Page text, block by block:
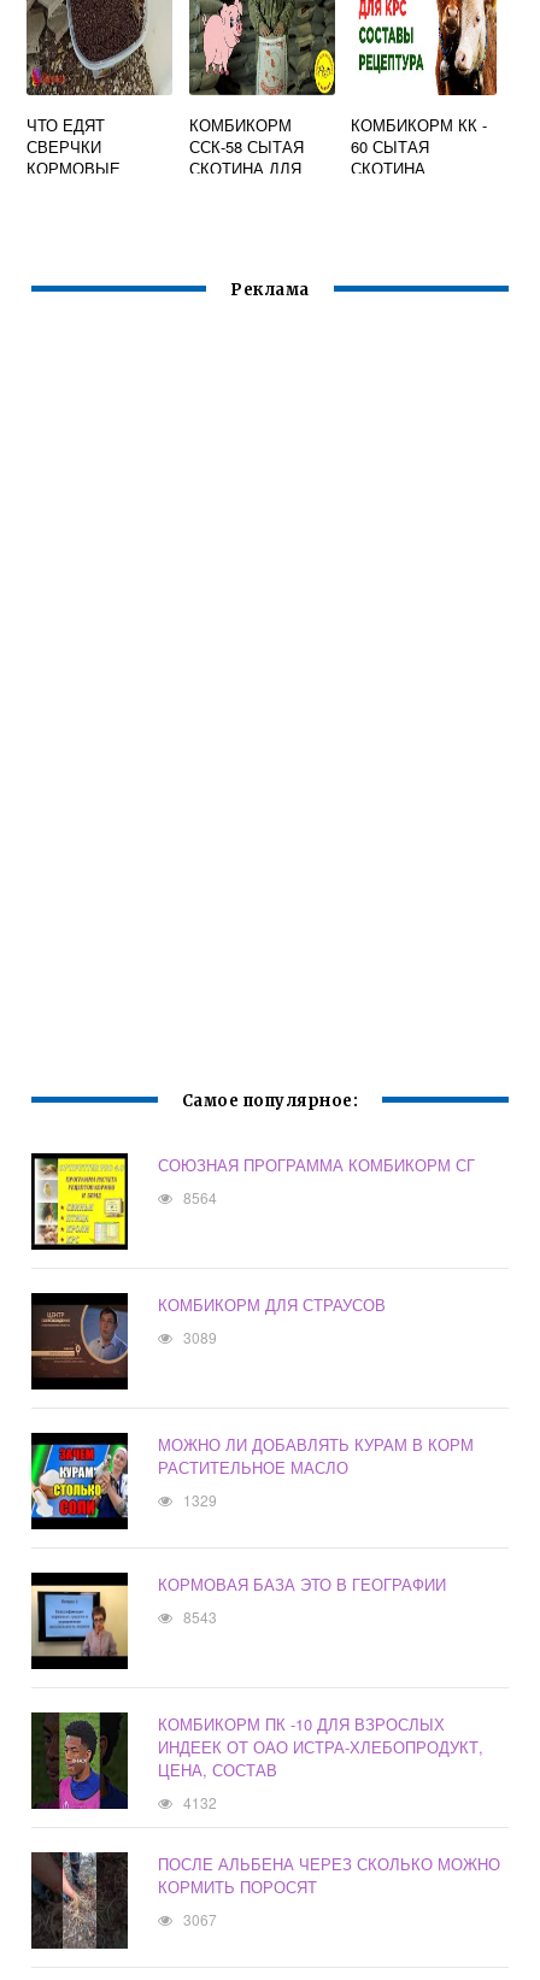
ЧТО ЕДЯТ
СВЕРЧКИ
КОРМОВЫЕ
КОМБИКОРМ
ССК-58 СЫТАЯ
СКОТИНА ДЛЯ
КОМБИКОРМ КК -
60 СЫТАЯ
СКОТИНА
Реклама
Самое популярное:
СОЮЗНАЯ ПРОГРАММА КОМБИКОРМ СГ
8564
КОМБИКОРМ ДЛЯ СТРАУСОВ
3089
МОЖНО ЛИ ДОБАВЛЯТЬ КУРАМ В КОРМ
РАСТИТЕЛЬНОЕ МАСЛО
1329
КОРМОВАЯ БАЗА ЭТО В ГЕОГРАФИИ
8543
КОМБИКОРМ ПК -10 ДЛЯ ВЗРОСЛЫХ
ИНДЕЕК ОТ ОАО ИСТРА-ХЛЕБОПРОДУКТ,
ЦЕНА, СОСТАВ
4132
ПОСЛЕ АЛЬБЕНА ЧЕРЕЗ СКОЛЬКО МОЖНО
КОРМИТЬ ПОРОСЯТ
3067